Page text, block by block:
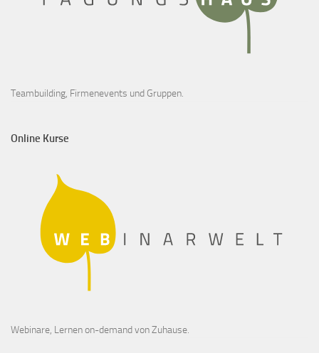
Teambuilding, Firmenevents und Gruppen.
Online Kurse
Webinare, Lernen on-demand von Zuhause.